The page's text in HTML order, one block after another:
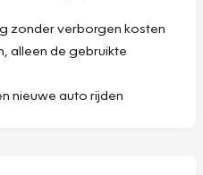
zonder verborgen kosten
alleen de gebruikte
nieuwe auto rijden